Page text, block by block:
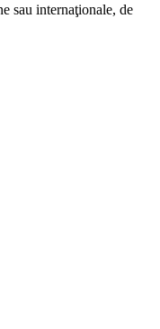
sau internaţionale, de